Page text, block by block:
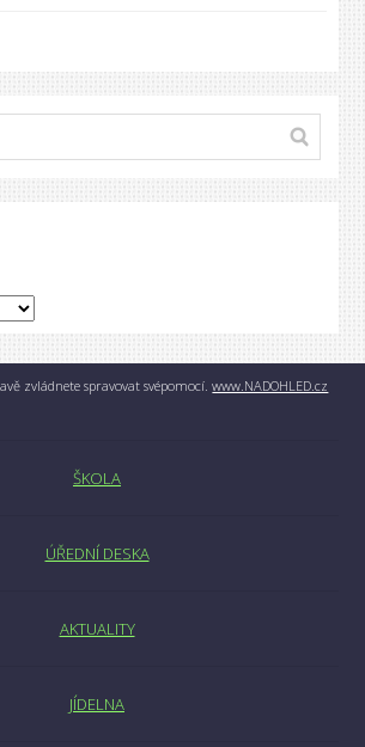
zvládnete spravovat svépomocí.www.NADOHLED.cz
ŠKOLA
ÚŘEDNÍ DESKA
AKTUALITY
JÍDELNA